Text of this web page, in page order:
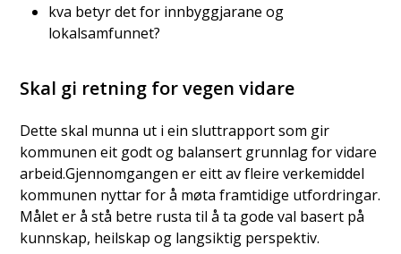
kva betyr det for innbyggjarane og
lokalsamfunnet?
Skal gi retning for vegen vidare
Dette skal munna ut i ein sluttrapport som gir
kommunen eit godt og balansert grunnlag for vidare
arbeid.Gjennomgangen er eitt av fleire verkemiddel
kommunen nyttar for å møta framtidige utfordringar.
Målet er å stå betre rusta til å ta gode val basert på
kunnskap, heilskap og langsiktig perspektiv.